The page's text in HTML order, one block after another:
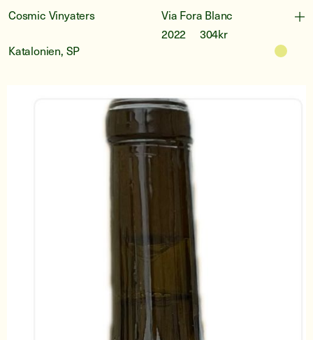
Cosmic Vinyaters
Via Fora Blanc
304kr
2022
Katalonien, SP